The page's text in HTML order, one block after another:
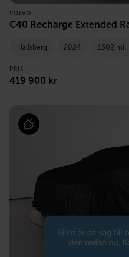
VOLVO
C40 Recharge Extended
Hallsberg 2024 1502 mil
PRIS
419 900 kr